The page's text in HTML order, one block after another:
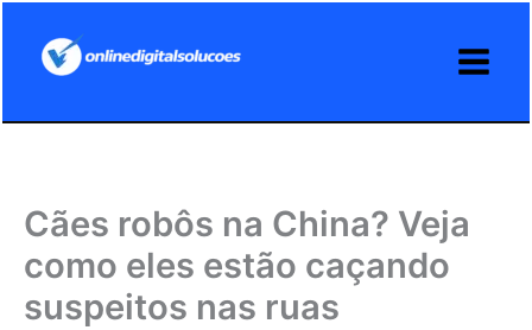
Cães robôs na China? Veja
como eles estão caçando
suspeitos nas ruas